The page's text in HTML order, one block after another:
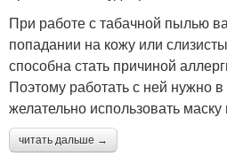
При работе с табачной пылью
попадании на кожу или
способна стать причиной
Поэтому работать с ней нужно
желательно использовать
читать дальше →